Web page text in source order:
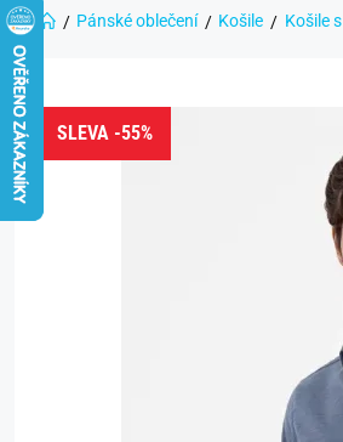
Pánské oblečení Košile Košile
SLEVA -55%